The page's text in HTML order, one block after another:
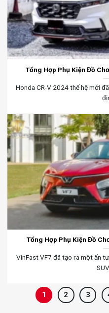
Tổng Hợp Phụ Kiện Đồ
Honda CR-V 2024 thế hệ mới
Tổng Hợp Phụ Kiện Đồ
VinFast VF7 đã tạo ra một ấn
SUV
1 2 3